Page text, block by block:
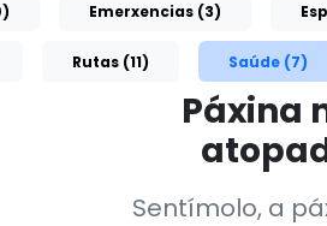
Emerxencias (3)
Rutas (11) Saúde (7)
Páxina
Sentímolo, a